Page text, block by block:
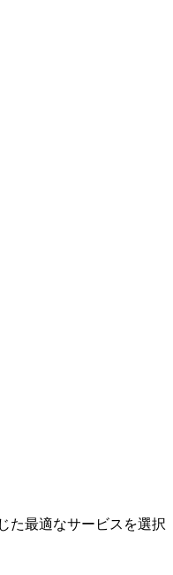
た最適なサービスを選択